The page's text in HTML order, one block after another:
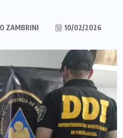
ZAMBRINI 10/02/2026